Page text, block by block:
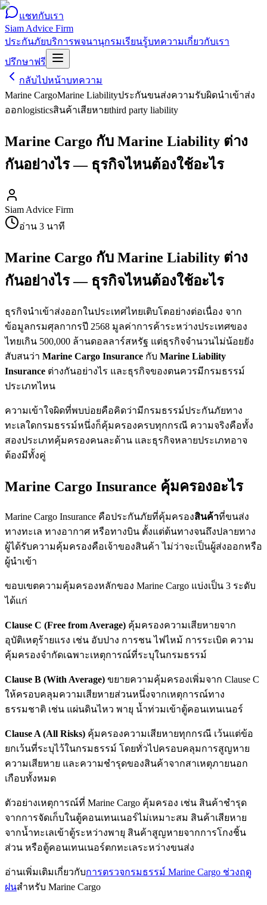
แชทกับเรา
Siam Advice Firm
ประกันภัยบริการพจนานุกรมเรียนรู้บทความเกี่ยวกับเรา
ปรึกษาฟรี
กลับไปหน้าบทความ
Marine CargoMarine Liabilityประกันขนส่งความรับผิดนำเข้าส่ง
ออกlogisticsสินค้าเสียหายthird party liability
Marine Cargo กับ Marine Liability ต่าง
กันอย่างไร — ธุรกิจไหนต้องใช้อะไร
Siam Advice Firm
อ่าน 3 นาที
Marine Cargo กับ Marine Liability ต่าง
กันอย่างไร — ธุรกิจไหนต้องใช้อะไร
ธุรกิจนำเข้าส่งออกในประเทศไทยเติบโตอย่างต่อเนื่อง จาก
ข้อมูลกรมศุลกากรปี 2568 มูลค่าการค้าระหว่างประเทศของ
ไทยเกิน 500,000 ล้านดอลลาร์สหรัฐ แต่ธุรกิจจำนวนไม่น้อยยัง
สับสนว่า Marine Cargo Insurance กับ Marine Liability
Insurance ต่างกันอย่างไร และธุรกิจของตนควรมีกรมธรรม์
ประเภทไหน
ความเข้าใจผิดที่พบบ่อยคือคิดว่ามีกรมธรรม์ประกันภัยทาง
ทะเลใดกรมธรรม์หนึ่งก็คุ้มครองครบทุกกรณี ความจริงคือทั้ง
สองประเภทคุ้มครองคนละด้าน และธุรกิจหลายประเภทอาจ
ต้องมีทั้งคู่
Marine Cargo Insurance คุ้มครองอะไร
Marine Cargo Insurance คือประกันภัยที่คุ้มครองสินค้าที่ขนส่ง
ทางทะเล ทางอากาศ หรือทางบิน ตั้งแต่ต้นทางจนถึงปลายทาง
ผู้ได้รับความคุ้มครองคือเจ้าของสินค้า ไม่ว่าจะเป็นผู้ส่งออกหรือ
ผู้นำเข้า
ขอบเขตความคุ้มครองหลักของ Marine Cargo แบ่งเป็น 3 ระดับ
ได้แก่
Clause C (Free from Average) คุ้มครองความเสียหายจาก
อุบัติเหตุร้ายแรง เช่น อับปาง การชน ไฟไหม้ การระเบิด ความ
คุ้มครองจำกัดเฉพาะเหตุการณ์ที่ระบุในกรมธรรม์
Clause B (With Average) ขยายความคุ้มครองเพิ่มจาก Clause C
ให้ครอบคลุมความเสียหายส่วนหนึ่งจากเหตุการณ์ทาง
ธรรมชาติ เช่น แผ่นดินไหว พายุ น้ำท่วมเข้าตู้คอนเทนเนอร์
Clause A (All Risks) คุ้มครองความเสียหายทุกกรณี เว้นแต่ข้อ
ยกเว้นที่ระบุไว้ในกรมธรรม์ โดยทั่วไปครอบคลุมการสูญหาย
ความเสียหาย และความชำรุดของสินค้าจากสาเหตุภายนอก
เกือบทั้งหมด
ตัวอย่างเหตุการณ์ที่ Marine Cargo คุ้มครอง เช่น สินค้าชำรุด
จากการจัดเก็บในตู้คอนเทนเนอร์ไม่เหมาะสม สินค้าเสียหาย
จากน้ำทะเลเข้าตู้ระหว่างพายุ สินค้าสูญหายจากการโกงชิ้น
ส่วน หรือตู้คอนเทนเนอร์ตกทะเลระหว่างขนส่ง
อ่านเพิ่มเติมเกี่ยวกับการตรวจกรมธรรม์ Marine Cargo ช่วงฤดู
ฝนสำหรับ Marine Cargo